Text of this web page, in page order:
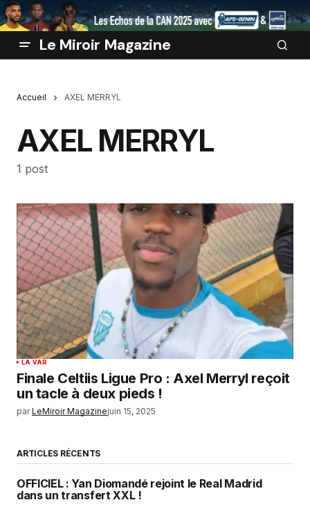
Le Miroir Magazine
Accueil AXEL MERRYL
AXEL MERRYL
1 post
LA VAR
Finale Celtiis Ligue Pro : Axel Merryl reçoit
un tacle à deux pieds !
par LeMiroir Magazinejuin 15, 2025
ARTICLES RÉCENTS
OFFICIEL : Yan Diomandé rejoint le Real Madrid
dans un transfert XXL !